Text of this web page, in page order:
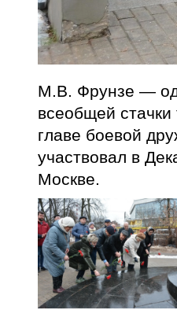
М.В. Фрунзе —
всеобщей
главе боевой
участвовал в
Москве.